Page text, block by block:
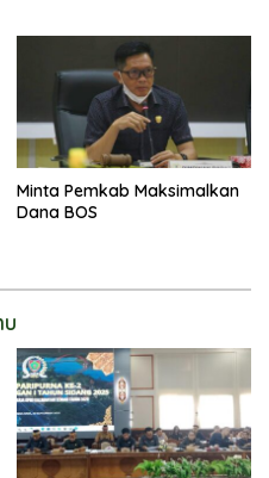
Minta Pemkab Maksimalkan
Dana BOS